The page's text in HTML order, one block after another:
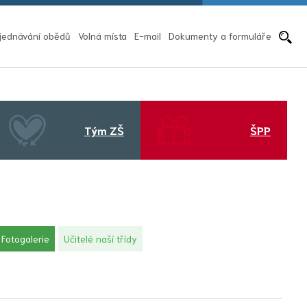
obědů Volná místa E-mail Dokumenty a formuláře
Tým ZŠ ŠPP
Fotogalerie(aktuální)
Učitelé naší třídy